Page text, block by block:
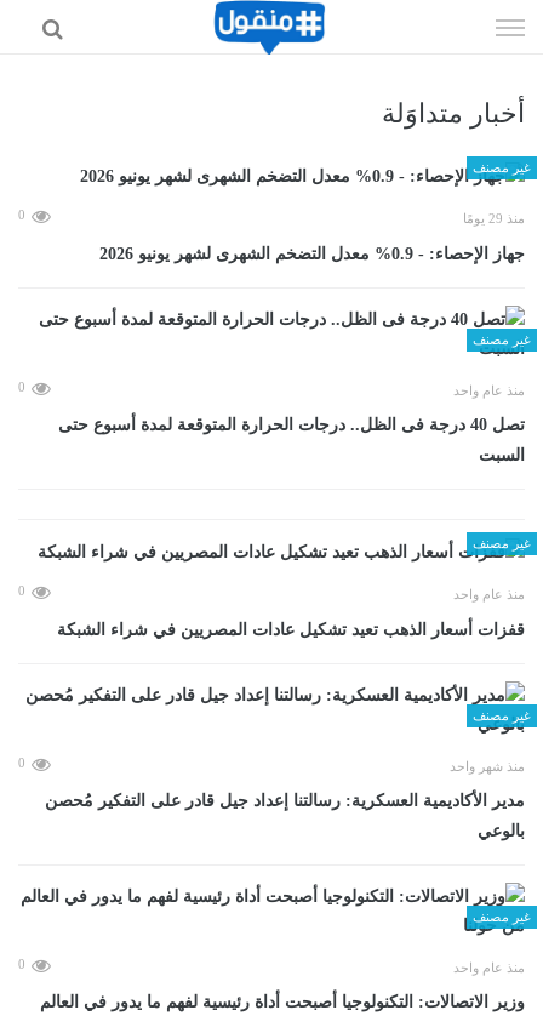
الى
أخبار متداوَلة
غير مصنف
منذ 29 يومًا 0
جهاز الإحصاء: - 0.9% معدل التضخم الشهرى لشهر يونيو 2026
غير مصنف
منذ عام واحد 0
تصل 40 درجة فى الظل.. درجات الحرارة المتوقعة لمدة أسبوع حتى
السبت
غير مصنف
منذ عام واحد 0
قفزات أسعار الذهب تعيد تشكيل عادات المصريين في شراء الشبكة
غير مصنف
منذ شهر واحد 0
مدير الأكاديمية العسكرية: رسالتنا إعداد جيل قادر على التفكير مُحصن
بالوعي
غير مصنف
منذ عام واحد 0
وزير الاتصالات: التكنولوجيا أصبحت أداة رئيسية لفهم ما يدور في العالم